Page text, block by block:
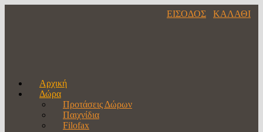
ΕΙΣΟΔΟΣ ΚΑΛΑΘΙ
Αρχική
Δώρα
Προτάσεις Δώρων
Παιχνίδια
Filofax